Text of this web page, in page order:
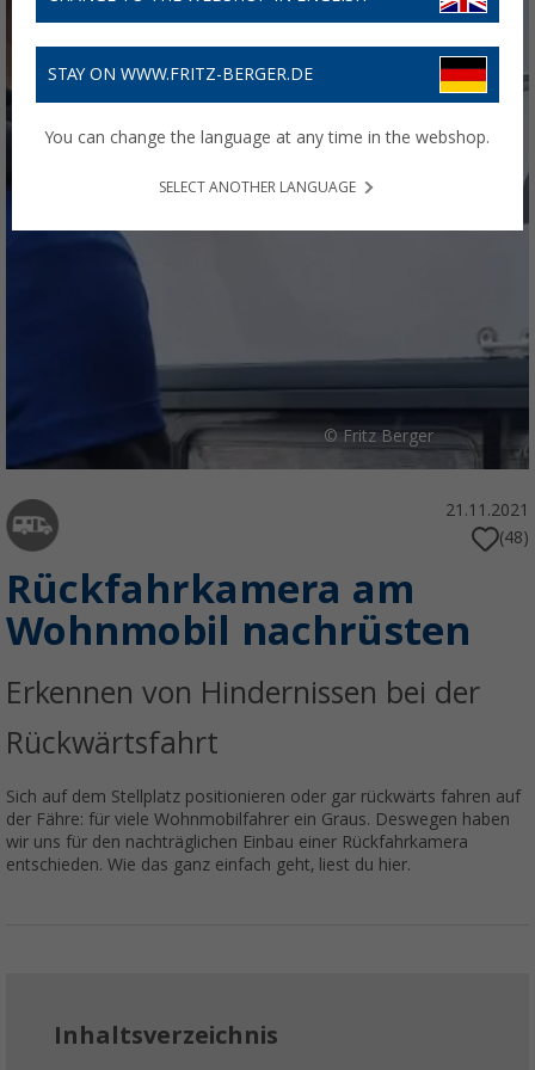
© Fritz Berger
21.11.2021
(48)
Rückfahrkamera am
Wohnmobil nachrüsten
Erkennen von Hindernissen bei der
Rückwärtsfahrt
Sich auf dem Stellplatz positionieren oder gar rückwärts fahren auf
der Fähre: für viele Wohnmobilfahrer ein Graus. Deswegen haben
wir uns für den nachträglichen Einbau einer Rückfahrkamera
entschieden. Wie das ganz einfach geht, liest du hier.
Inhaltsverzeichnis
STAY ON WWW.FRITZ-BERGER.DE
You can change the language at any time in the webshop.
SELECT ANOTHER LANGUAGE